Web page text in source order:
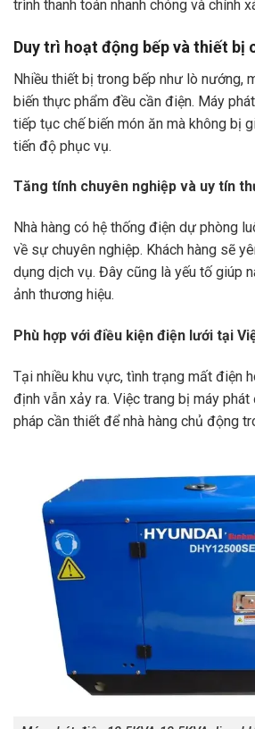
trình thanh toán nhanh chóng và chính
Duy trì hoạt động bếp và thiết bị
Nhiều thiết bị trong bếp như lò nướng,
biến thực phẩm đều cần điện. Máy
tiếp tục chế biến món ăn mà không bị
tiến độ phục vụ.
Tăng tính chuyên nghiệp và uy tín
Nhà hàng có hệ thống điện dự phòng
về sự chuyên nghiệp. Khách hàng sẽ
dụng dịch vụ. Đây cũng là yếu tố giúp
ảnh thương hiệu.
Phù hợp với điều kiện điện lưới tại
Tại nhiều khu vực, tình trạng mất điện
định vẫn xảy ra. Việc trang bị máy
pháp cần thiết để nhà hàng chủ động